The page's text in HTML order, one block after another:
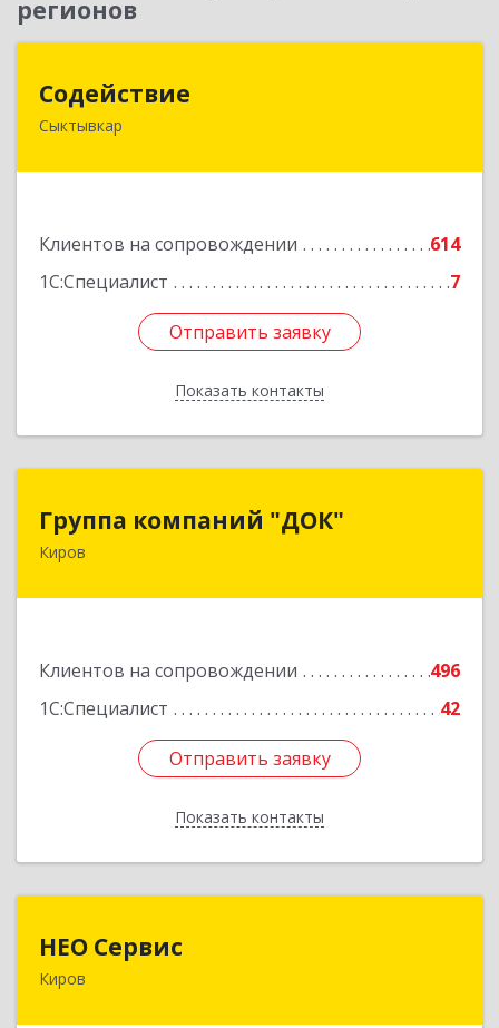
регионов
Содействие
Сыктывкар
Клиентов на сопровождении
614
1С:Специалист
7
Отправить заявку
Показать контакты
167004, Коми Респ, Сыктывкар г, Первомайская
Отправить заявку
Назад
Группа компаний "ДОК"
Киров
Клиентов на сопровождении
496
1С:Специалист
42
Отправить заявку
Показать контакты
Группа компаний "ДОК"
610017, Кировская обл, Киров г, Горького ул,
Отправить заявку
Назад
НЕО Сервис
Киров610045, Кировская обл, Киров г, Ульяновская